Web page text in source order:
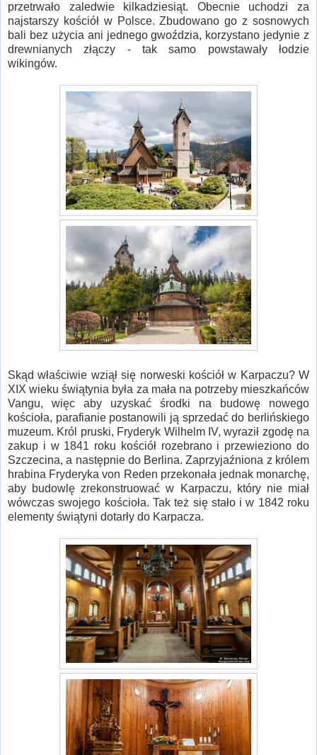
przetrwało zaledwie kilkadziesiąt. Obecnie uchodzi za
najstarszy kościół w Polsce. Zbudowano go z sosnowych
bali bez użycia ani jednego gwoździa, korzystano jedynie z
drewnianych złączy - tak samo powstawały łodzie
wikingów.
Skąd właściwie wziął się norweski kościół w Karpaczu? W
XIX wieku świątynia była za mała na potrzeby mieszkańców
Vangu, więc aby uzyskać środki na budowę nowego
kościoła, parafianie postanowili ją sprzedać do berlińskiego
muzeum. Król pruski, Fryderyk Wilhelm IV, wyraził zgodę na
zakup i w 1841 roku kościół rozebrano i przewieziono do
Szczecina, a następnie do Berlina. Zaprzyjaźniona z królem
hrabina Fryderyka von Reden przekonała jednak monarchę,
aby budowlę zrekonstruować w Karpaczu, który nie miał
wówczas swojego kościoła. Tak też się stało i w 1842 roku
elementy świątyni dotarły do Karpacza.